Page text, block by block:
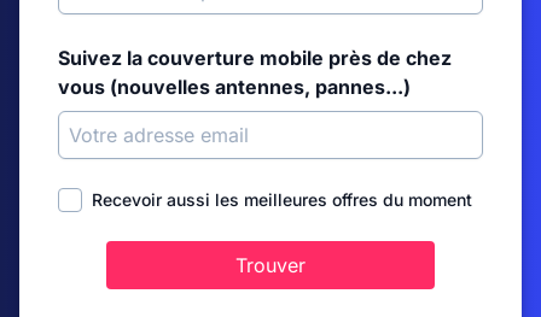
Suivez la couverture mobile près de chez
vous (nouvelles antennes, pannes...)
Recevoir aussi les meilleures offres du moment
Trouver